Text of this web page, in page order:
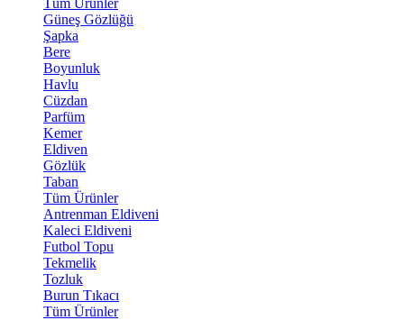
Tüm Ürünler
Güneş Gözlüğü
Şapka
Bere
Boyunluk
Havlu
Cüzdan
Parfüm
Kemer
Eldiven
Gözlük
Taban
Tüm Ürünler
Antrenman Eldiveni
Kaleci Eldiveni
Futbol Topu
Tekmelik
Tozluk
Burun Tıkacı
Tüm Ürünler